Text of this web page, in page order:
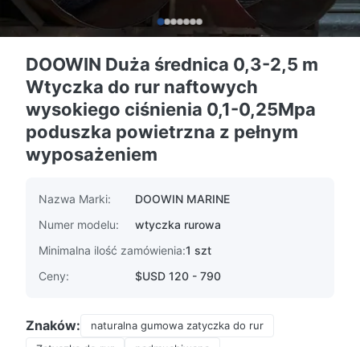
DOOWIN Duża średnica 0,3-2,5 m
Wtyczka do rur naftowych
wysokiego ciśnienia 0,1-0,25Mpa
poduszka powietrzna z pełnym
wyposażeniem
Nazwa Marki:
DOOWIN MARINE
Numer modelu:
wtyczka rurowa
Minimalna ilość zamówienia:1 szt
Ceny:
$USD 120 - 790
Znaków:
naturalna gumowa zatyczka do rur